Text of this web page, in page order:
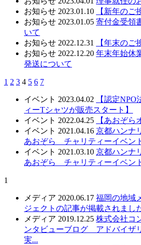
お知らせ 2023.01.10
【新年のご
お知らせ 2023.01.05 寄付金受領
いて
お知らせ 2022.12.31
【年末のご
お知らせ 2022.12.20 年末年始休
発送について
1 2 3 4 5 6 7
イベント 2023.04.02
【認定
ィーTシャツが販売スタート】
イベント 2022.04.25
【あおぞら
イベント 2021.04.16 京都ハンナ
あおぞら チャリティーイベン
イベント 2021.03.10 京都ハンナ
あおぞら チャリティーイベン
1
メディア 2020.06.17 福岡の地域
ジェクトの記事が掲載されまし
メディア 2019.12.25 株式会社コ
ンタビューブログ アドバイザ
実...